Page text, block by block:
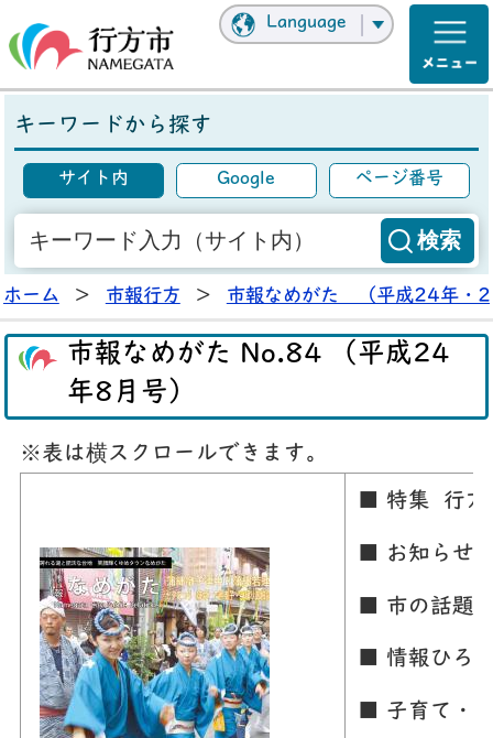
Language
キーワードから探す
サイト内 Google ページ番号
ホーム > 市報行方 > 市報なめがた （平成24年・
市報なめがた No.84 （平成24
年8月号）
※表は横スクロールできます。
■ 特集 行方
■ お知らせ
■ 市の話題
■ 情報ひろ
■ 子育て・